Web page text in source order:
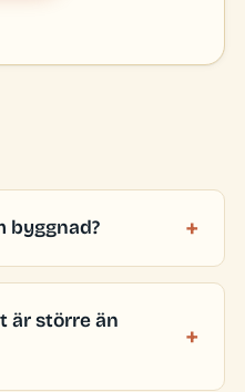
byggnad?
är större än